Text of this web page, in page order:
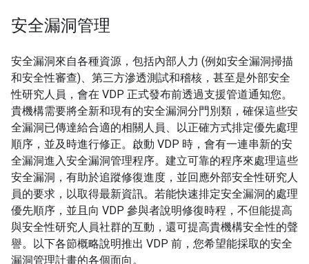
安全漏洞管理
安全漏洞來自各種資源，包括內部人力 (例如安全漏洞掃描
和安全性審查)、第三方滲透測試和稽核，甚至是外部安全
性研究人員，會在 VDP 正式發布前透過支援管道通知您。
貴機構需要將全新和現有的安全漏洞分門別類，確保這些安
全漏洞已傳達給合適的相關人員、以正確方式排定優先處理
順序，並及時進行修正。啟動 VDP 時，會有一連串新的安
全漏洞進入安全漏洞管理程序。建立可靠的程序來處理這些
安全漏洞，有助於追蹤修復進度，並回應外部安全性研究人
員的要求，以取得最新資訊。若能快速排定安全漏洞的處理
優先順序，並且向 VDP 參與者說明修復時程，不但能提高
與安全性研究人員社群的互動，還可提高貴機構安全性的聲
譽。以下各節概略說明推出 VDP 前，您希望能採取的安全
漏洞管理計畫的各個面向。